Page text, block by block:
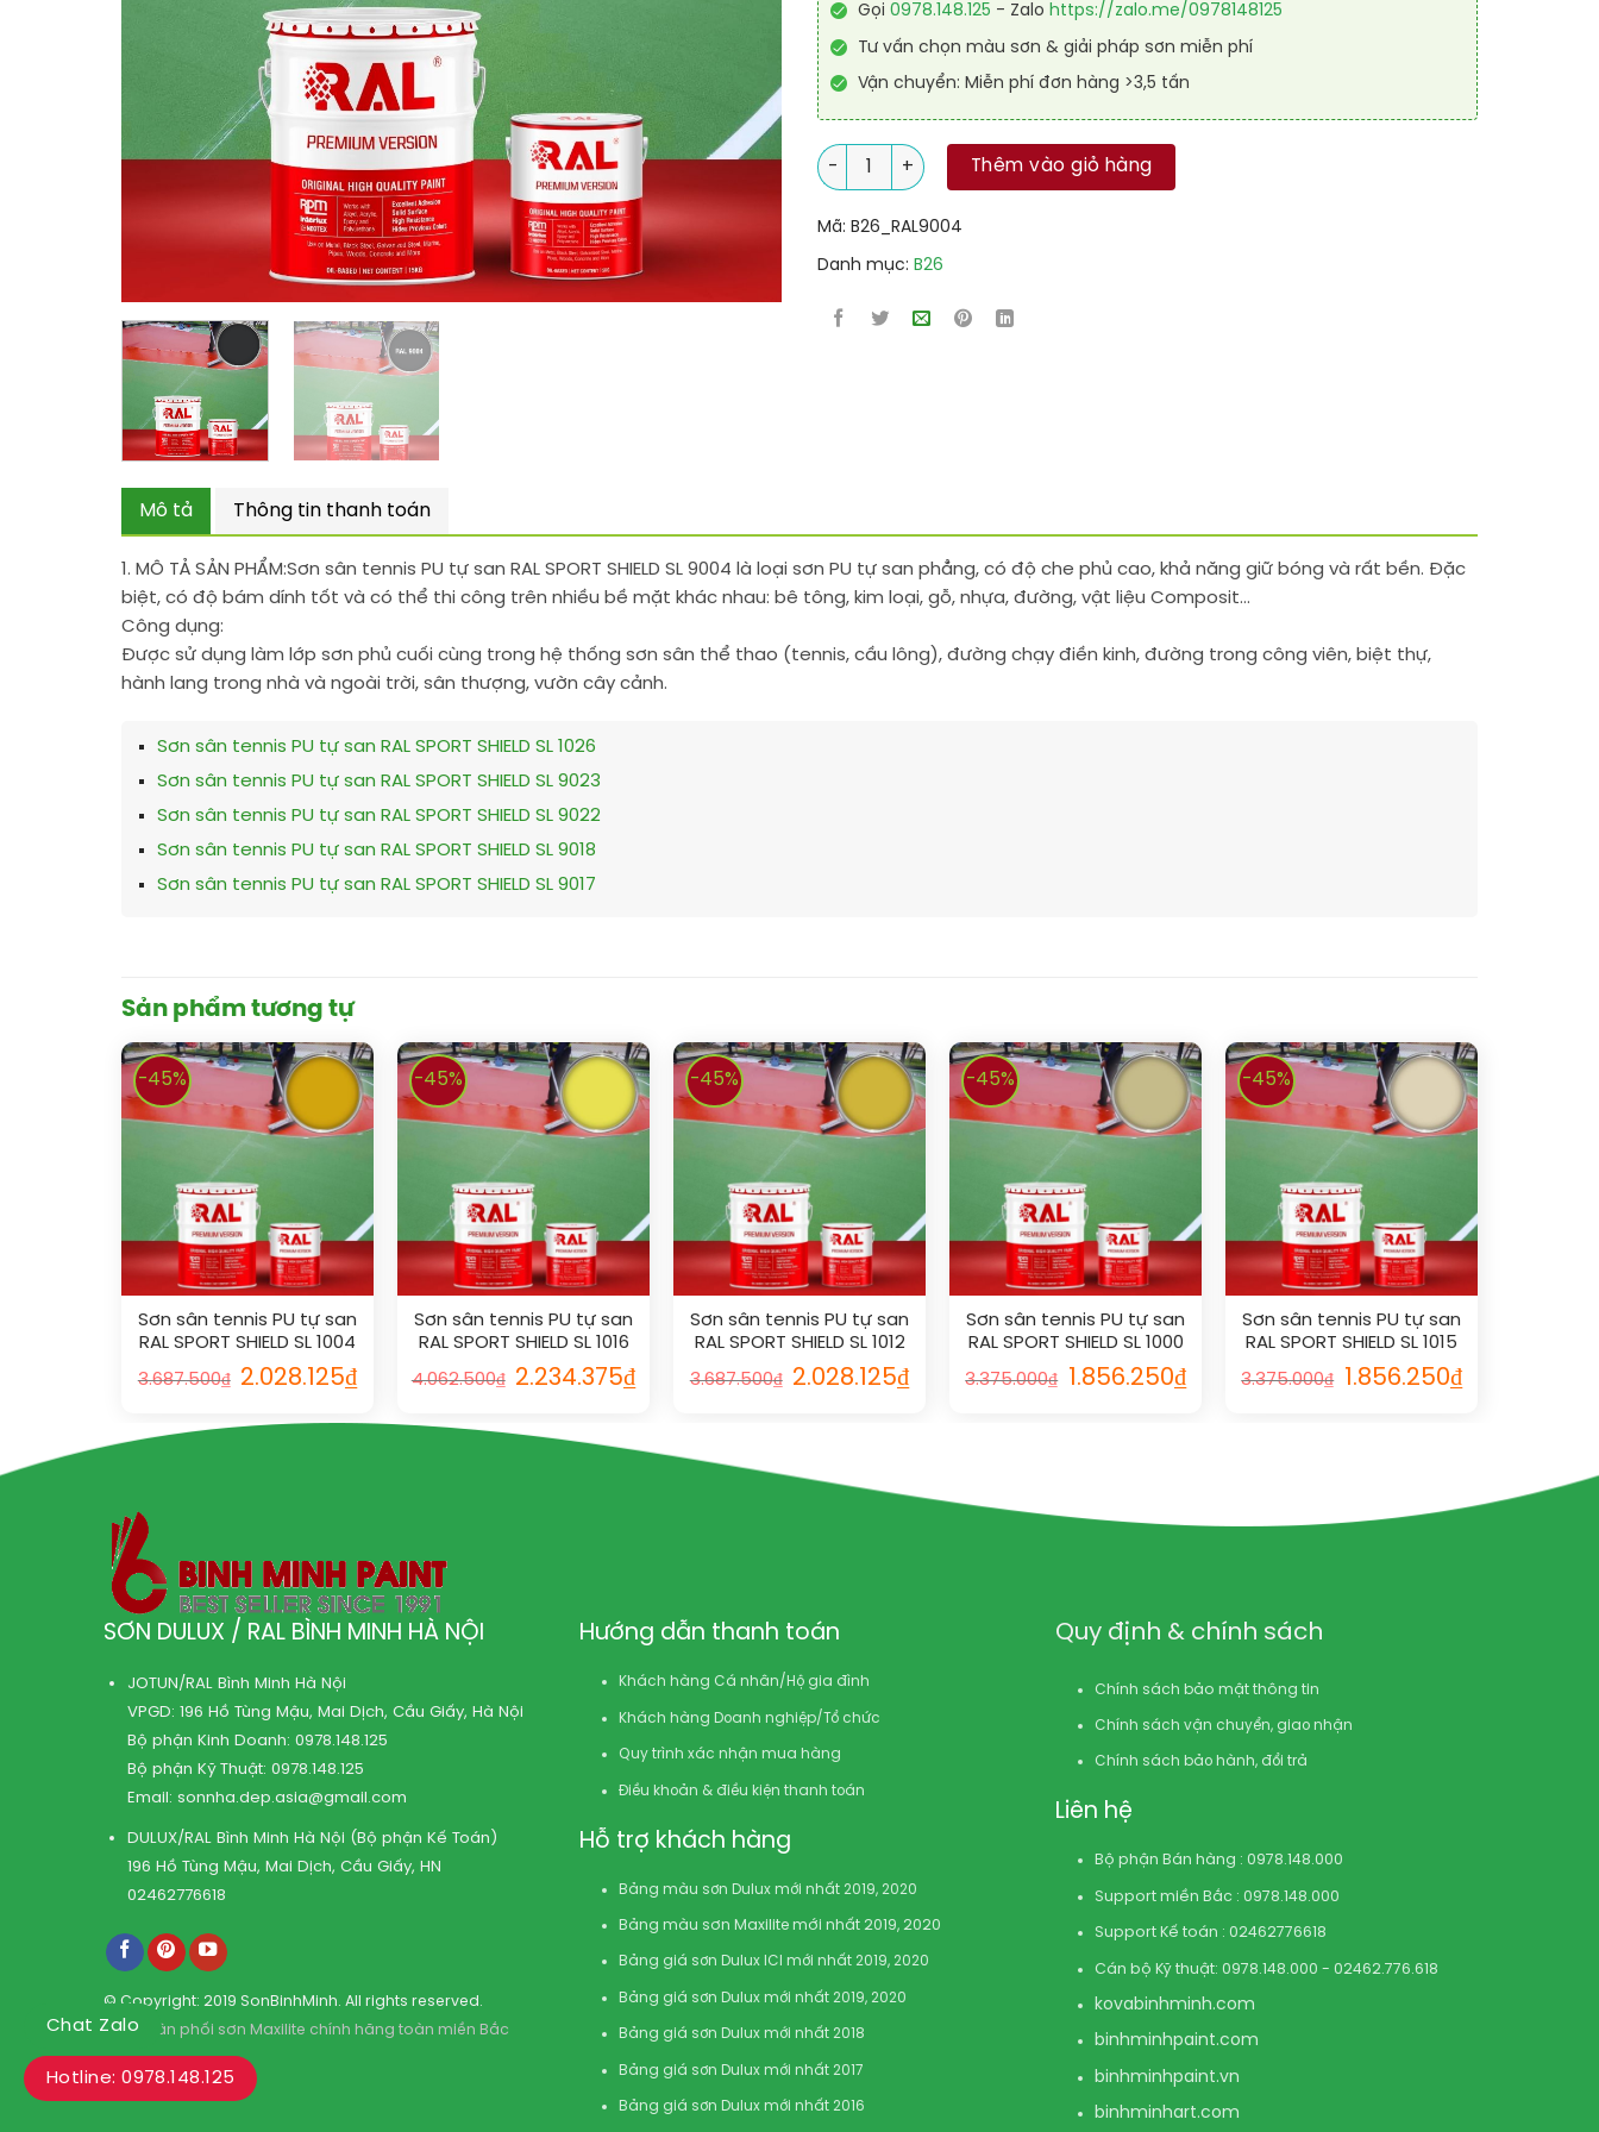
Gọi 0978.148.125 - Zalo https://zalo.me/0978148125
Tư vấn chọn màu sơn & giải pháp sơn miễn phí
Vận chuyển: Miễn phí đơn hàng >3,5 tấn
Sơn sân tennis PU tự san RAL SPORT SHIELD SL 9004 số lượng
Thêm vào giỏ hàng
Mã: B26_RAL9004
Danh mục: B26
Mô tả Thông tin thanh toán
1. MÔ TẢ SẢN PHẨM:Sơn sân tennis PU tự san RAL SPORT SHIELD SL 9004 là loại sơn PU tự san phẳng, có độ che phủ cao, khả năng giữ bóng và rất bền. Đặc
biệt, có độ bám dính tốt và có thể thi công trên nhiều bề mặt khác nhau: bê tông, kim loại, gỗ, nhựa, đường, vật liệu Composit…
Công dụng:
Được sử dụng làm lớp sơn phủ cuối cùng trong hệ thống sơn sân thể thao (tennis, cầu lông), đường chạy điền kinh, đường trong công viên, biệt thự,
hành lang trong nhà và ngoài trời, sân thượng, vườn cây cảnh.
Sơn sân tennis PU tự san RAL SPORT SHIELD SL 1026
Sơn sân tennis PU tự san RAL SPORT SHIELD SL 9023
Sơn sân tennis PU tự san RAL SPORT SHIELD SL 9022
Sơn sân tennis PU tự san RAL SPORT SHIELD SL 9018
Sơn sân tennis PU tự san RAL SPORT SHIELD SL 9017
Sản phẩm tương tự
-45%
Sơn sân tennis PU tự san
RAL SPORT SHIELD SL 1004
3.687.500₫ 2.028.125₫
-45%
Sơn sân tennis PU tự san
RAL SPORT SHIELD SL 1016
4.062.500₫ 2.234.375₫
-45%
Sơn sân tennis PU tự san
RAL SPORT SHIELD SL 1012
3.687.500₫ 2.028.125₫
-45%
Sơn sân tennis PU tự san
RAL SPORT SHIELD SL 1000
3.375.000₫ 1.856.250₫
-45%
Sơn sân tennis PU tự san
RAL SPORT SHIELD SL 1015
3.375.000₫ 1.856.250₫
SƠN DULUX / RAL BÌNH MINH HÀ NỘI
JOTUN/RAL Bình Minh Hà Nội
VPGD: 196 Hồ Tùng Mậu, Mai Dịch, Cầu Giấy, Hà Nội
Bộ phận Kinh Doanh:0978.148.125
Bộ phận Kỹ Thuật:0978.148.125
Email: sonnha.dep.asia@gmail.com
DULUX/RAL Bình Minh Hà Nội (Bộ phận Kế Toán)
196 Hồ Tùng Mậu, Mai Dịch, Cầu Giấy, HN
02462776618
© Copyright: 2019 SonBinhMinh. All rights reserved.
Kho phân phối sơn Maxilite chính hãng toàn miền Bắc
Hướng dẫn thanh toán
Khách hàng Cá nhân/Hộ gia đình
Khách hàng Doanh nghiệp/Tổ chức
Quy trình xác nhận mua hàng
Điều khoản & điều kiện thanh toán
Hỗ trợ khách hàng
Bảng màu sơn Dulux mới nhất 2019, 2020
Bảng màu sơn Maxilite mới nhất 2019, 2020
Bảng giá sơn Dulux ICI mới nhất 2019, 2020
Bảng giá sơn Dulux mới nhất 2019, 2020
Bảng giá sơn Dulux mới nhất 2018
Bảng giá sơn Dulux mới nhất 2017
Bảng giá sơn Dulux mới nhất 2016
Quy định & chính sách
Chính sách bảo mật thông tin
Chính sách vận chuyển, giao nhận
Chính sách bảo hành, đổi trả
Liên hệ
Bộ phận Bán hàng : 0978.148.000
Support miền Bắc : 0978.148.000
Support Kế toán : 02462776618
Cán bộ Kỹ thuật: 0978.148.000 - 02462.776.618
kovabinhminh.com
binhminhpaint.com
binhminhpaint.vn
binhminhart.com
Chat Zalo
Hotline: 0978.148.125